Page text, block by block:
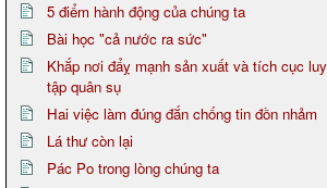
5 điểm hành động của chúng ta
Bài học "cả nước ra sức"
Khắp nơi đẩỵ mạnh sản xuất và tích cục
tập quân sụ
Hai việc làm đúng đắn chống tin đồn nhảm
Lá thư còn lại
Pác Po trong lòng chúng ta